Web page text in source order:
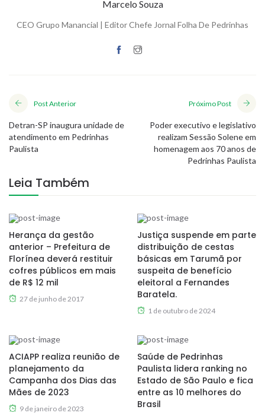
Marcelo Souza
CEO Grupo Manancial | Editor Chefe Jornal Folha De Pedrinhas
Post Anterior
Detran-SP inaugura unidade de
atendimento em Pedrinhas
Paulista
Próximo Post
Poder executivo e legislativo
realizam Sessão Solene em
homenagem aos 70 anos de
Pedrinhas Paulista
Leia Também
Herança da gestão
anterior – Prefeitura de
Florínea deverá restituir
cofres públicos em mais
de R$ 12 mil
27 de junho de 2017
Justiça suspende em parte
distribuição de cestas
básicas em Tarumã por
suspeita de benefício
eleitoral a Fernandes
Baratela.
1 de outubro de 2024
ACIAPP realiza reunião de
planejamento da
Campanha dos Dias das
Mães de 2023
9 de janeiro de 2023
Saúde de Pedrinhas
Paulista lidera ranking no
Estado de São Paulo e fica
entre as 10 melhores do
Brasil